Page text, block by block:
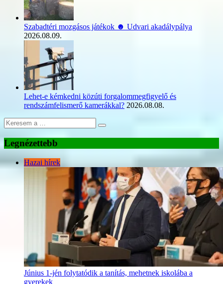
Szabadtéri mozgásos játékok ☻ Udvari akadálypálya
2026.08.09.
Lehet-e kémkedni közúti forgalommegfigyelő és
rendszámfelismerő kamerákkal? 2026.08.08.
Legnézettebb
Hazai hírek
Június 1-jén folytatódik a tanítás, mehetnek iskolába a
gyerekek